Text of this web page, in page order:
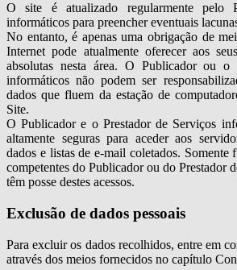
O site é atualizado regularmente pelo
informáticos para preencher eventuais
No entanto, é apenas uma obrigação de
Internet pode atualmente oferecer aos
absolutas nesta área. O Publicador ou o
informáticos não podem ser
dados que fluem da estação de
Site.
O Publicador e o Prestador de Serviços
altamente seguras para aceder aos
dados e listas de e-mail coletados. Somente
competentes do Publicador ou do Prestador
têm posse destes acessos.
Exclusão de dados pessoais
Para excluir os dados recolhidos, entre em
através dos meios fornecidos no capítulo